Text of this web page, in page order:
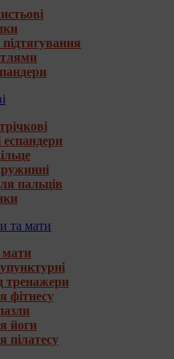
еспандери
пальців
та мати
мати
тренажери
фітнесу
йоги
пілатесу